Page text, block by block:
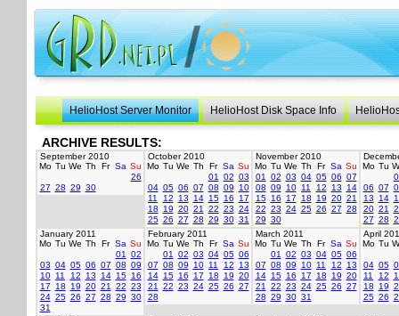
HelioHost Server Monitor HelioHost Disk Space Info
ARCHIVE RESULTS:
September 2010
Mo Tu We Th Fr Sa Su
26
27 28 29 30
October 2010
Mo Tu We Th Fr Sa Su
01
02 03
04 05 06 07 08 09
10
11
12 13 14 15 16
17
18
19 20 21 22 23 24
25 26 27 28 29 30 31
November 2010
Mo Tu We Th Fr Sa Su
01
02 03 04 05 06 07
08 09 10 11 12 13
14
15 16 17 18 19 20 21
22 23 24 25 26 27 28
29 30
Mo Tu
06 07
13
14
20 21
27 28
January 2011
Mo Tu We Th Fr Sa Su
01
02
03 04 05 06 07 08 09
10 11 12 13 14 15 16
17
18 19 20 21 22 23
24 25 26 27 28 29 30
31
February 2011
Mo Tu We Th Fr Sa Su
01
02 03 04 05 06
07 08 09 10 11 12
13
14 15 16 17 18 19 20
21
22 23 24 25 26 27
28
March 2011
Mo Tu We Th Fr Sa Su
01
02 03 04 05 06
07 08 09 10 11 12
13
14 15 16 17 18 19 20
21
22 23 24 25 26 27
28 29 30 31
April
Mo Tu
04 05
11
12
18
19
25 26